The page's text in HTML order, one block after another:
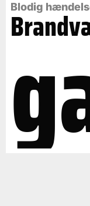
Blodig